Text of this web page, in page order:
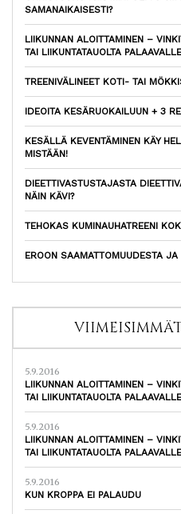
SAMANAIKAISESTI?
LIIKUNNAN ALOITTAMINEN –
TAI LIIKUNTATAUOLTA PALAAVALLE
TREENIVÄLINEET KOTI- TAI
IDEOITA KESÄRUOKAILUUN + 3
KESÄLLÄ KEVENTÄMINEN KÄY
MISTÄÄN!
DIEETTIVASTUSTAJASTA
NÄIN KÄVI?
TEHOKAS KUMINAUHATREENI
EROON SAAMATTOMUUDESTA JA
5.9.2016
LIIKUNNAN ALOITTAMINEN –
TAI LIIKUNTATAUOLTA PALAAVALLE
5.9.2016
LIIKUNNAN ALOITTAMINEN –
TAI LIIKUNTATAUOLTA PALAAVALLE
5.9.2016
KUN KROPPA EI PALAUDU